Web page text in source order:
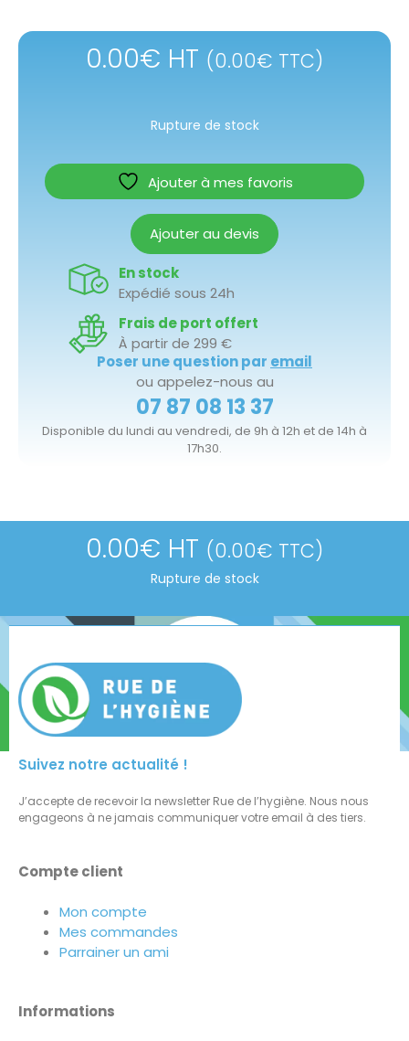
0.00€ HT (0.00€ TTC)
Rupture de stock
Ajouter à mes favoris
Ajouter au devis
En stock
Expédié sous 24h
Frais de port offert
À partir de 299 €
Poser une question par email
ou appelez-nous au
07 87 08 13 37
Disponible du lundi au vendredi, de 9h à 12h et de 14h à
17h30.
0.00€ HT (0.00€ TTC)
Rupture de stock
Suivez notre actualité !
J’accepte de recevoir la newsletter Rue de l’hygiène. Nous nous
engageons à ne jamais communiquer votre email à des tiers.
Compte client
Mon compte
Mes commandes
Parrainer un ami
Informations